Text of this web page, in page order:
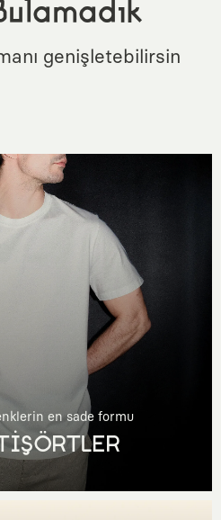
genişletebilirsin
en sade formu